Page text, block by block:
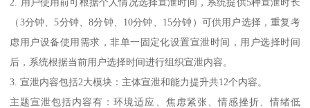
（3分钟、5分钟、8分钟、10分钟、15分钟）可供用户选择，重复考
虑用户设备使用需求，非单一固定化设置宣泄时间，用户选择时间
后，系统根据当前用户选择时间进行组织宣泄内容。
3. 宣泄内容包括2大模块：主体宣泄和能力提升共12个内容。
主题宣泄包括内容有：环境适应、焦虑紧张、情感挫折、情绪低